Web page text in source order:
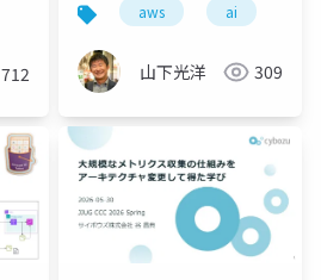
712
aws ai
山下光洋 309